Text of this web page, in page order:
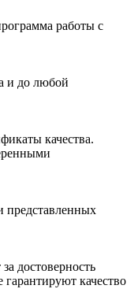
работы с
и до любой
качества.
достоверность
качество